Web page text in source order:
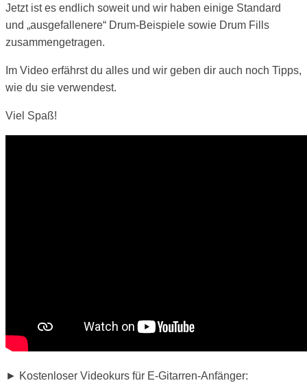
Jetzt ist es endlich soweit und wir haben einige Standard
und „ausgefallenere“ Drum-Beispiele sowie Drum Fills
zusammengetragen.
Im Video erfährst du alles und wir geben dir auch noch Tipps,
wie du sie verwendest.
Viel Spaß!
► Kostenloser Videokurs für E-Gitarren-Anfänger: